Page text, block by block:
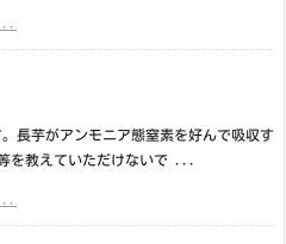
長芋がアンモニア態窒素を好んで吸収す
を教えていただけないで ...